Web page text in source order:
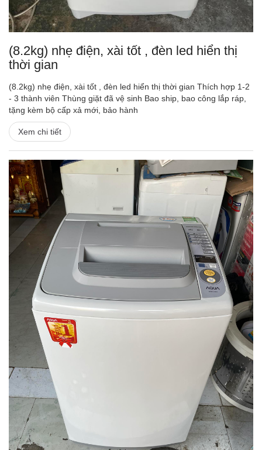
(8.2kg) nhẹ điện, xài tốt , đèn led hiển thị
thời gian
(8.2kg) nhẹ điện, xài tốt , đèn led hiển thị thời gian Thích hợp 1-2
- 3 thành viên Thùng giặt đã vệ sinh Bao ship, bao công lắp ráp,
tặng kèm bộ cấp xả mới, bảo hành
Xem chi tiết